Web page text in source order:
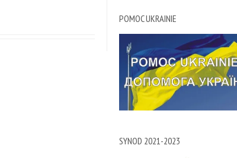
POMOC UKRAINIE
SYNOD 2021-2023